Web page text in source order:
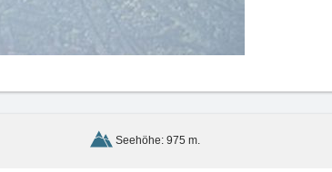
Seehöhe: 975 m.